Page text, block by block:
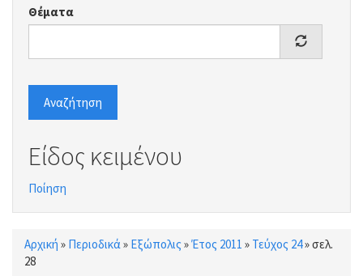
Θέματα
Αναζήτηση
Είδος κειμένου
Ποίηση
Είστε εδώ
Αρχική » Περιοδικά » Εξώπολις »Έτος 2011 » Τεύχος 24»σελ.
28